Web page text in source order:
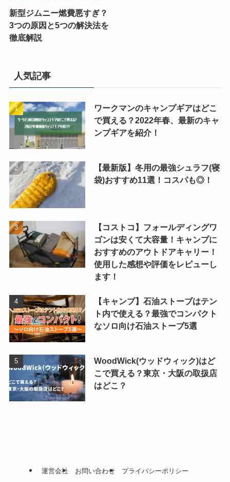
新型ジムニー燃費悪すぎ？
3つの原因と5つの解決法を
徹底解説
人気記事
ワークマンのキャンプギアはどこ
で買える？2022年春、最新のキャ
ンプギアを紹介！
【最新版】冬用の最強シュラフ(寝
袋)おすすめ11選！コスパも◎！
【コストコ】フォールディングワ
ゴンは安くて大容量！キャンプに
おすすめのアウトドアキャリー！
使用した感想や評価をレビューし
ます！
【キャンプ】石油ストーブはテン
ト内で使える？最強でコンパクト
なソロ向け石油ストーブ5選
WoodWick(ウッドウィック)はど
こで買える？東京・大阪の取扱店
はどこ？
運営会社 お問い合わせ プライバシーポリシー